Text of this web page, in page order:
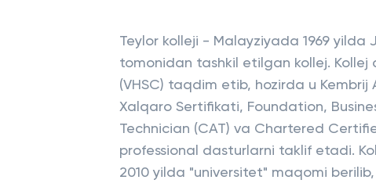
Teylor kolleji - Malayziyada 1969 yilda
tomonidan tashkil etilgan kollej.
(VHSC) taqdim etib, hozirda u
Xalqaro Sertifikati, Foundation,
Technician (CAT) va Chartered
professional dasturlarni taklif etadi.
2010 yilda "universitet" maqomi